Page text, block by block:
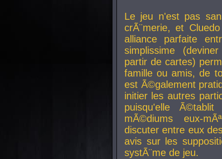
Le jeu n'est pas
crÃ¨merie, et
alliance parfaite
simplissime
partir de cartes)
famille ou amis, de
est Ã©galement
initier les autres
puisqu'elle
mÃ©diums eux-
discuter entre eux
avis sur les
systÃ¨me de jeu.